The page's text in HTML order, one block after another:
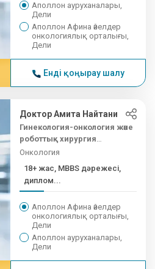
Аполлон ауруханалары,
Дели
Аполлон Афина әйелдер
онкологиялық орталығы,
Дели
Енді қоңырау шалу
Доктор Амита Найтани
Гинекология-онкология және
роботтық хирургия
бойынша аға кеңесші
Онкология
18+ жас, MBBS дәрежесі,
диплом...
Аполлон Афина әйелдер
онкологиялық орталығы,
Дели
Аполлон ауруханалары,
Дели